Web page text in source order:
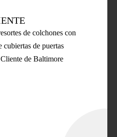
de colchones con
cubiertas de puertas
de Baltimore